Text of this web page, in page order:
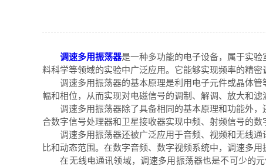
调速多用振荡器是一种多功能的电子设备，属于实
料科学等领域的实验中广泛应用。它能够实现频率的精
调速多用振荡器的基本原理是利用电子元件或晶体管
幅和相位，从而实现对电磁信号的调制、解调、放大和滤
调速多用振荡器除了具备相同的基本原理和功能外，
合数字信号处理器和卫星接收器实现中频、射频信号的
调速多用振荡器还被广泛应用于音频、视频和无线通
比和动态范围。在数字音频、数字视频系统中，调速多
在无线电通讯领域，调速多用振荡器也是不可少的元